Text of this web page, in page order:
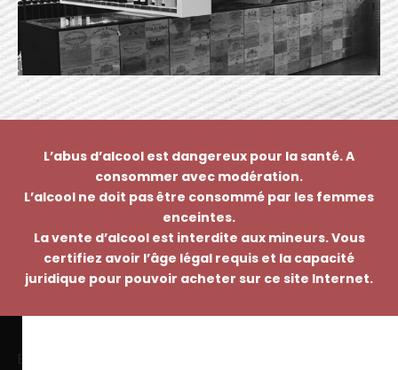
L’abus d’alcool est dangereux pour la santé. A
consommer avec modération.
L’alcool ne doit pas être consommé par les femmes
enceintes.
La vente d’alcool est interdite aux mineurs. Vous
certifiez avoir l’âge légal requis et la capacité
juridique pour pouvoir acheter sur ce site Internet.
EMMANUEL NASTI